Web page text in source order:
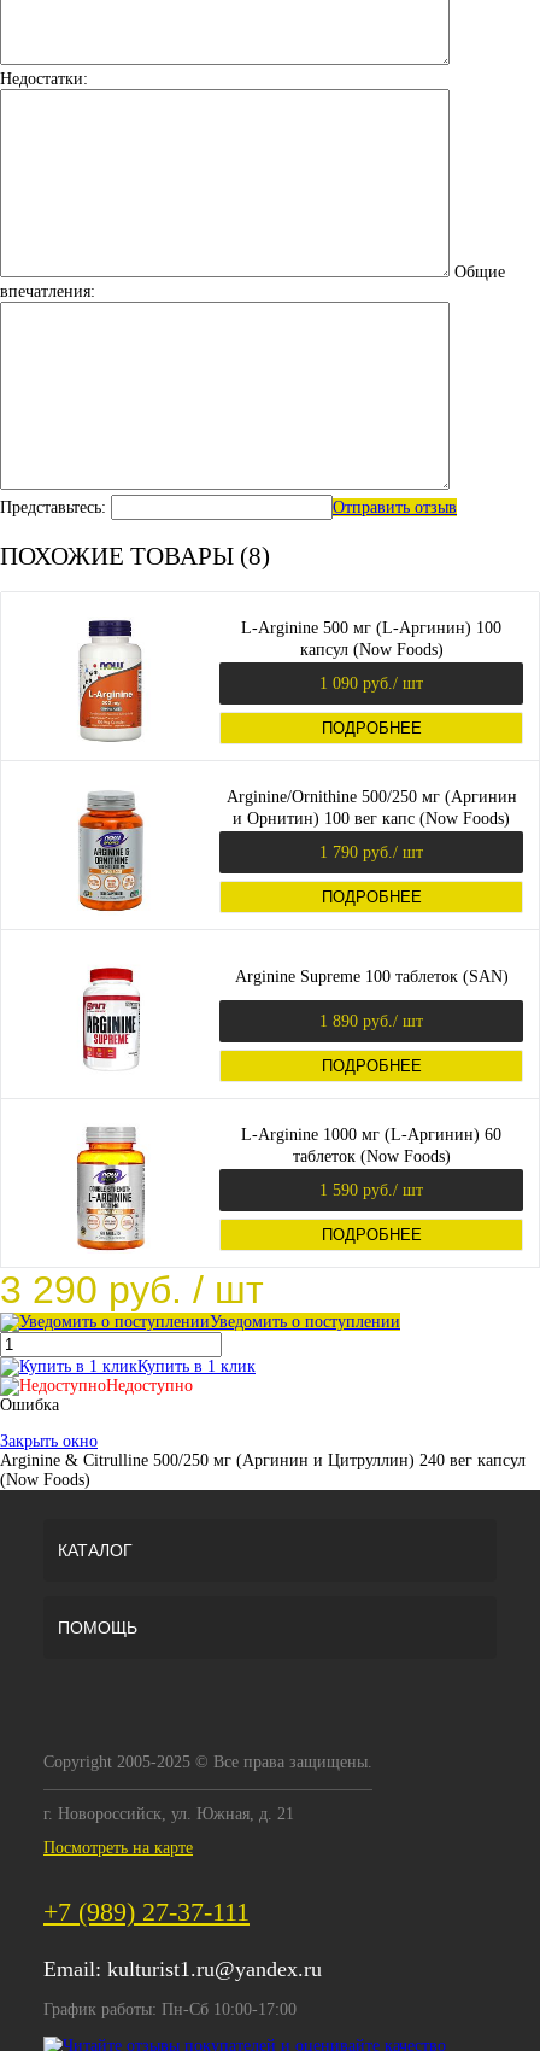
Недостатки:
Общие
впечатления:
Представьтесь: Отправить отзыв
ПОХОЖИЕ ТОВАРЫ (8)
L-Arginine 500 мг (L-Аргинин) 100
капсул (Now Foods)
1 090 руб. / шт
ПОДРОБНЕЕ
Arginine/Ornithine 500/250 мг (Аргинин
и Орнитин) 100 вег капс (Now Foods)
1 790 руб. / шт
ПОДРОБНЕЕ
Arginine Supreme 100 таблеток (SAN)
1 890 руб. / шт
ПОДРОБНЕЕ
L-Arginine 1000 мг (L-Аргинин) 60
таблеток (Now Foods)
1 590 руб. / шт
ПОДРОБНЕЕ
3 290 руб. / шт
Уведомить о поступлении
Купить в 1 клик
Недоступно
Ошибка
Закрыть окно
Arginine & Citrulline 500/250 мг (Аргинин и Цитруллин) 240 вег капсул
(Now Foods)
КАТАЛОГ
ПОМОЩЬ
Copyright 2005-2025 © Все права защищены.
г. Новороссийск, ул. Южная, д. 21
Посмотреть на карте
+7 (989) 27-37-111
Email: kulturist1.ru@yandex.ru
График работы: Пн-Сб 10:00-17:00